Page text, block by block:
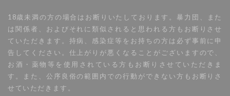
18歳未満の方の場合はお断りいたしております。暴力団、また
は関係者、およびそれに類似されると思われる方もお断りさせ
ていただきます。持病、感染症等をお持ちの方は必ず事前に申
告してください。仕上がりが悪くなることがございますので、
お酒・薬物等を使用されている方もお断りさせていただきま
す。また、公序良俗の範囲内での行動ができない方もお断りさ
せていただきます。